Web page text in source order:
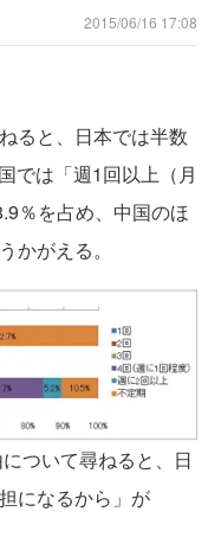
2015/06/16 17:08
ると、日本では半数
では「週1回以上（月
％を占め、中国のほ
かがえる。
ついて尋ねると、日
になるから」が